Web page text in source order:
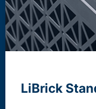
LiBrick